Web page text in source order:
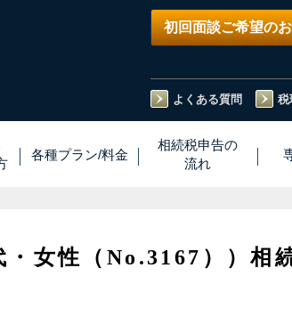
初回面談ご希望の
よくある質問 税
各種プラン/料金
相続税申告の
流れ
・女性（No.3167））相